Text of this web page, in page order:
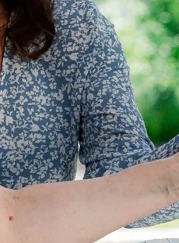
ja savusaunaillat
Info